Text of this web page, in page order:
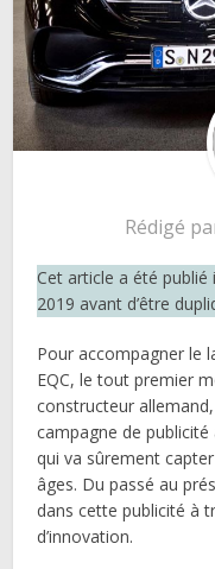
Rédigé
Cet article a été
2019 avant d’être
Pour accompagner le
EQC, le tout premier
constructeur
campagne de
qui va sûrement
âges. Du passé au
dans cette publicité à
d’innovation.